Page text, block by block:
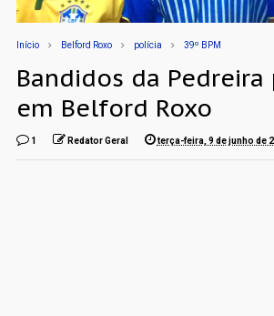
Início Belford Roxo polícia 39º BPM
Bandidos da Pedreira
em Belford Roxo
1 Redator Geral terça-feira, 9 de junho de